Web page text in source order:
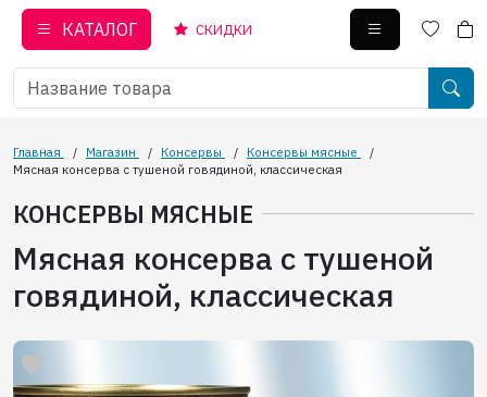
КАТАЛОГ СКИДКИ
Главная / Магазин / Консервы / Консервы мясные
/
Мясная консерва с тушеной говядиной, классическая
КОНСЕРВЫ МЯСНЫЕ
Мясная консерва с тушеной
говядиной, классическая